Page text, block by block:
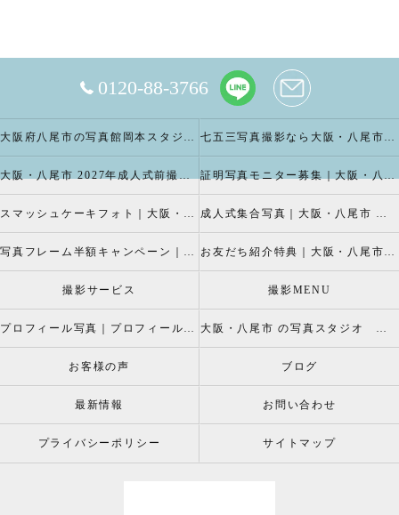
0120-88-3766
大阪府八尾市の写真館岡本スタジオの撮影キャンペーン 七五三写真撮影なら大阪・八尾市 の岡本スタジオへ
大阪・八尾市 2027年成人式前撮り振袖写真撮影、成人振袖レンタルなら2026年成人前撮りキャペーン開催中の岡本スタジオへ 証明写真モニター募集｜大阪・八尾市 証明写真撮影なら岡本スタジオへ！証明写真モニターモデル募集中！
スマッシュケーキフォト｜大阪・八尾市 スマッシュケーキ写真撮影、ベビーフォト撮影は岡本スタジオへ 成人式集合写真｜大阪・八尾市 友達集合写真、成人式集合写真撮影なら岡本スタジオへ
写真フレーム半額キャンペーン｜大阪・八尾市 写真撮影なら半額割引キャペーン開催中の岡本スタジオへ お友だち紹介特典｜大阪・八尾市 記念写真撮影なら岡本スタジオへ
撮影サービス 撮影MENU
プロフィール写真｜プロフィールフォト 大阪・八尾市 の写真スタジオ 岡本スタジオ2026年七五三撮影特設ページ
お客様の声 ブログ
最新情報 お問い合わせ
プライバシーポリシー サイトマップ